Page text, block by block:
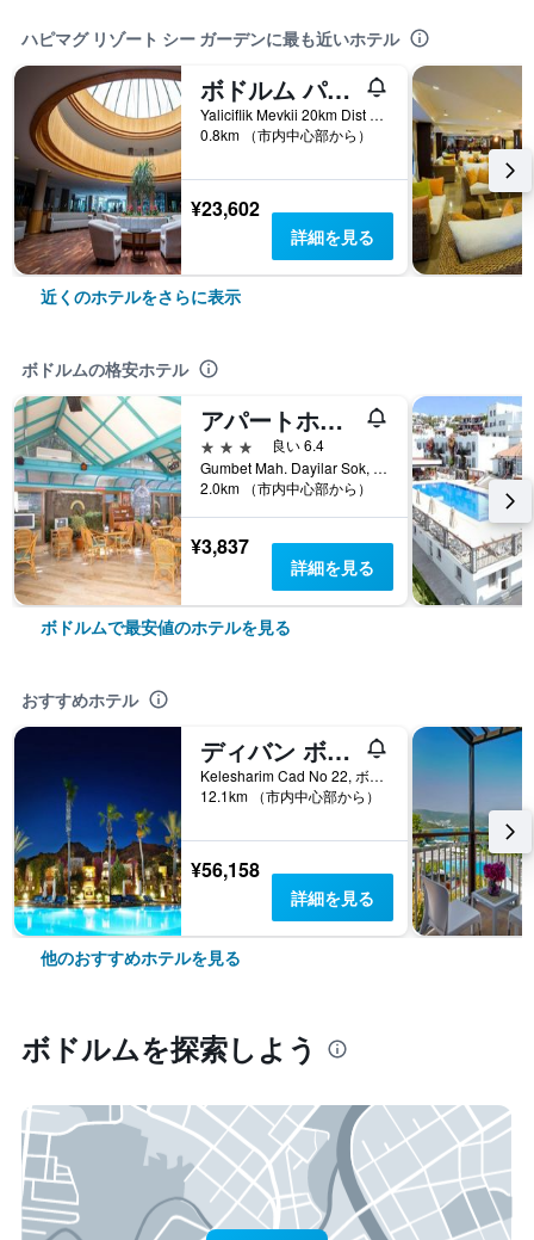
ハピマグ リゾート シー ガーデンに最も近いホテル
ボドルム パーク リゾート - オール インクルーシブ
Yaliciflik Mevkii 20km Dist From Bodrum, ボドルム, トルコ
0.8km （市内中心部から）
¥23,602
詳細を見る
近くのホテルをさらに表示
ボドルムの格安ホテル
アパートホテル シエスタ ビーチ ボドルム
3つ星
良い 6.4
Gumbet Mah. Dayilar Sok, 31, ボドルム, トルコ
2.0km （市内中心部から）
¥3,837
詳細を見る
ボドルムで最安値のホテルを見る
おすすめホテル
ディバン ボドルム パルミラ
Kelesharim Cad No 22, ボドルム, トルコ
12.1km （市内中心部から）
¥56,158
詳細を見る
他のおすすめホテルを見る
ボドルム​を探索しよう